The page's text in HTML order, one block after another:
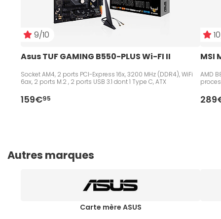
9/10
Asus TUF GAMING B550-PLUS Wi-FI II
Socket AM4, 2 ports PCI-Express 16x, 3200 MHz (DDR4), WiFi
6ax, 2 ports M.2 , 2 ports USB 3.1 dont 1 Type C, ATX
159€95
MSI
AMD
Autres marques
Carte mère ASUS